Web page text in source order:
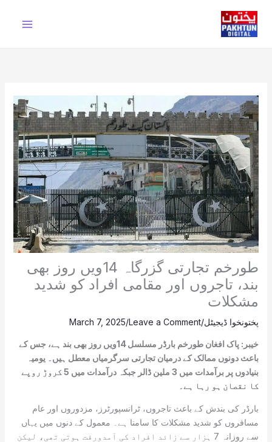
content
طورخم تجارتی گزرگاہ 14ویں روز بھی
بند، تاجروں اور مقامی افراد کو شدید
مشکلات
پختونخوا ڈیجیٹل/
Leave a Comment
/
March 7, 2025
خیبر: پاک افغان طورخم بارڈر مسلسل 14ویں روز بھی بند ہے، جس کے
باعث دونوں ممالک کے درمیان تجارتی سرگرمیاں معطل ہیں۔ یومیہ
بنیادوں پر برآمدات میں 3 ملین ڈالر جبکہ درآمدات میں 5 کروڑ روپے
کا نقصان ہو رہا ہے۔
بارڈر کی بندش کے باعث تاجروں، ٹرانسپورٹرز، مزدوروں اور عام
مسافروں کو شدید مشکلات کا سامنا ہے۔ معمول کے دنوں میں یہاں
سے روزانہ 7 ہزار سے زائد افراد کی آمدورفت ہوتی تھی، لیکن